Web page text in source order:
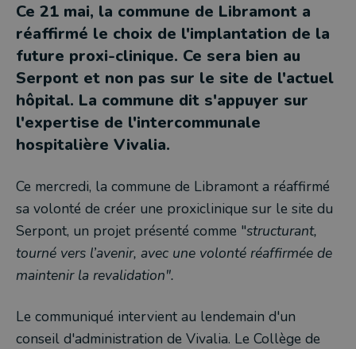
Ce 21 mai, la commune de Libramont a
réaffirmé le choix de l'implantation de la
future proxi-clinique. Ce sera bien au
Serpont et non pas sur le site de l'actuel
hôpital. La commune dit s'appuyer sur
l'expertise de l'intercommunale
hospitalière Vivalia.
Ce mercredi, la commune de Libramont a réaffirmé
sa volonté de créer une proxiclinique sur le site du
Serpont, un projet présenté comme "structurant,
tourné vers l’avenir, avec une volonté réaffirmée de
maintenir la revalidation".
Le communiqué intervient au lendemain d'un
conseil d'administration de Vivalia. Le Collège de